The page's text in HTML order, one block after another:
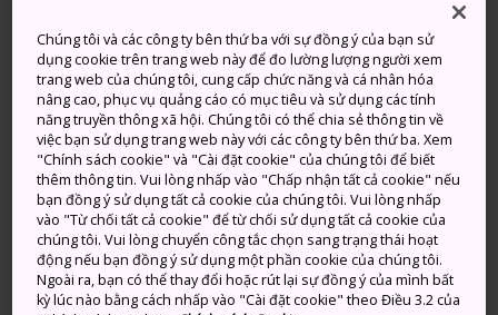
Một không gian đẹp mê mẩn
và tĩnh lặng để tôn vinh một
trong những nghệ sĩ vĩ đại
nhất của Nhật Bản
Được cho là người đã tạo ra phong cách tranh thủy
mặc sumi-e độc nhất vô nhị của Nhật Bản, vị nghệ sĩ
Chúng tôi và các công ty bên thứ ba với sự đồng ý của bạn sử
dụng cookie trên trang web này để đo lường lượng người xem
trang web của chúng tôi, cung cấp chức năng và cá nhân hóa
nâng cao, phục vụ quảng cáo có mục tiêu và sử dụng các tính
năng truyền thông xã hội. Chúng tôi có thể chia sẻ thông tin về
việc bạn sử dụng trang web này với các công ty bên thứ ba. Xem
"Chính sách cookie" và "Cài đặt cookie" của chúng tôi để biết
thêm thông tin. Vui lòng nhấp vào "Chấp nhận tất cả cookie" nếu
bạn đồng ý sử dụng tất cả cookie của chúng tôi. Vui lòng nhấp
vào "Từ chối tất cả cookie" để từ chối sử dụng tất cả cookie của
chúng tôi. Vui lòng chuyển công tắc chọn sang trạng thái hoạt
động nếu bạn đồng ý sử dụng một phần cookie của chúng tôi.
Ngoài ra, bạn có thể thay đổi hoặc rút lại sự đồng ý của mình bất
kỳ lúc nào bằng cách nhấp vào "Cài đặt cookie" theo Điều 3.2 của